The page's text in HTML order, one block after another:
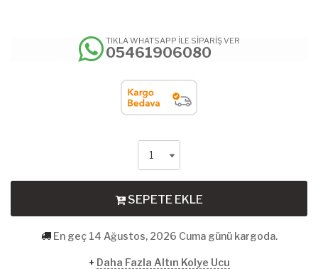
TIKLA WHATSAPP İLE SİPARİŞ VER
05461906080
SEPETE EKLE
En geç 14 Ağustos, 2026 Cuma günü kargoda.
+ Daha Fazla Altın Kolye Ucu